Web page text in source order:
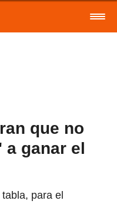
que no
ganar el
para el